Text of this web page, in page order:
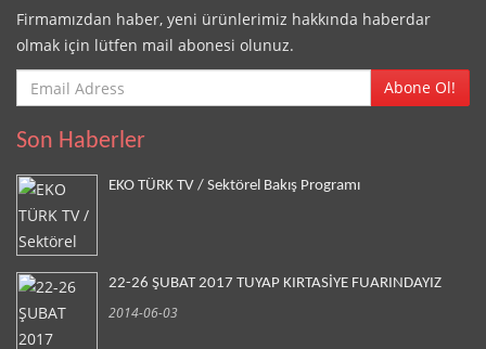
Firmamızdan haber, yeni ürünlerimiz hakkında haberdar
olmak için lütfen mail abonesi olunuz.
Abone Ol!
Son Haberler
EKO TÜRK TV / Sektörel Bakış Programı
22-26 ŞUBAT 2017 TUYAP KIRTASİYE FUARINDAYIZ
2014-06-03